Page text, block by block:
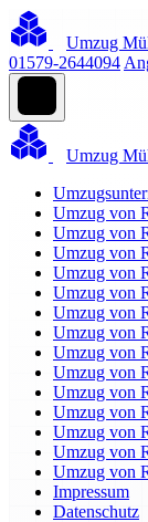
Umzug
01579-2644094
Umzug
Umzug von
Umzug von
Umzug von
Umzug von
Umzug von
Umzug von
Umzug von
Umzug von
Umzug von
Umzug von
Umzug von
Umzug von
Umzug von
Umzug von
Impressum
Datenschutz